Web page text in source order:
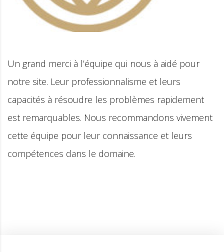
Equipe très professionnelle qui nous a
accompagné et nous a proposé des
développement pour notre site. Merci